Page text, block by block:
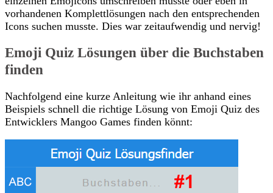
vorhandenen Komplettlösungen nach den entsprechenden
Icons suchen musste. Dies war zeitaufwendig und nervig!
Emoji Quiz Lösungen über die Buchstaben
finden
Nachfolgend eine kurze Anleitung wie ihr anhand eines
Beispiels schnell die richtige Lösung von Emoji Quiz des
Entwicklers Mangoo Games finden könnt: